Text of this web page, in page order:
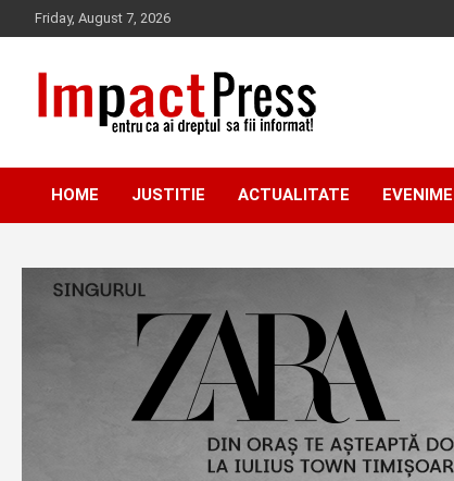
to
Friday, August 7, 2026
IMPACTPRESS
HOME JUSTITIE ACTUALITATE